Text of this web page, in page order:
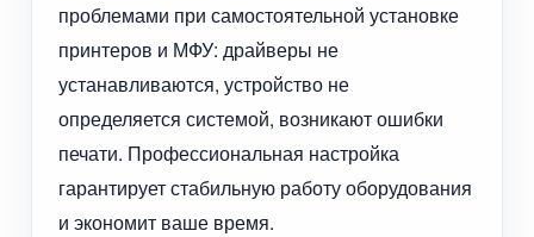
проблемами при самостоятельной установке
принтеров и МФУ: драйверы не
устанавливаются, устройство не
определяется системой, возникают ошибки
печати. Профессиональная настройка
гарантирует стабильную работу оборудования
и экономит ваше время.